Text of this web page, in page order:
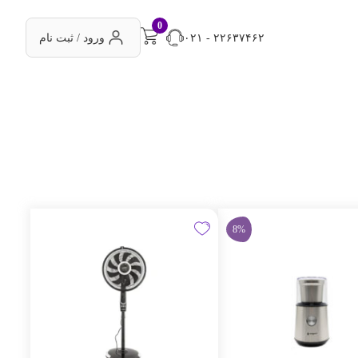
۰۲۱ - ۲۲۶۳۷۴۶۲
0
ورود / ثبت نام
8%